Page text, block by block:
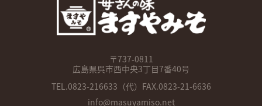
〒737-0811
広島県呉市西中央3丁目7番40号
TEL.0823-216633 （代）FAX.0823-21-6636
info@masuyamiso.net